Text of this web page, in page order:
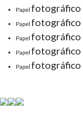
Papel fotográfico
Papel fotográfico
Papel fotográfico
Papel fotográfico
Papel fotográfico